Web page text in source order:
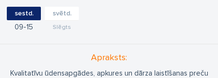
sestd.
09 15
svētd.
Slēgts
Apraksts:
Kvalitatīvu ūdensapgādes, apkures un dārza laistīšanas preču